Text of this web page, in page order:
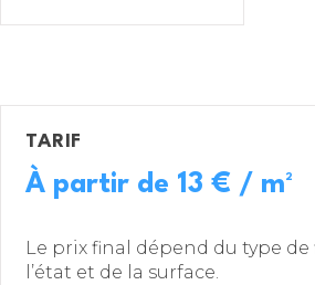
TARIF
À partir de 13 € / m²
Le prix final dépend du type de
l’état et de la surface.